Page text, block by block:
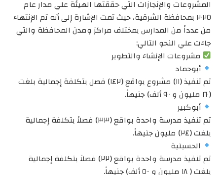
المشروعات والإنجازات التي حققتها الهيئة علي مدار عام
٢٠٢٥ بمحافظة الشرقية، حيث تمت الإشارة إلى أنه تم الإنتهاء
من عدداً من المدارس بمختلف مراكز ومدن المحافظة والتي
جاءت علي النحو التالي:
مشروعات الإنشاء والتطوير
أبوحماد
تم تنفيذ (١١) مشروع بواقع (١٤٢) فصل بتكلفة إجمالية بلغت
(١٦٠ مليون و ٩٠٠ ألف) جنيهاً.
أبوكبير
تم تنفيذ مدرسة واحدة بواقع (٣٣) فصلاً بتكلفة إجمالية
بلغت (٢٤) مليون جنيهاً.
الحسينية
تم تنفيذ مدرسة واحدة بواقع (٢٢) فصلاً بتكلفة إجمالية
بلغت ( ١٨ مليون و ٥٠٠ ألف) جنيهاً.